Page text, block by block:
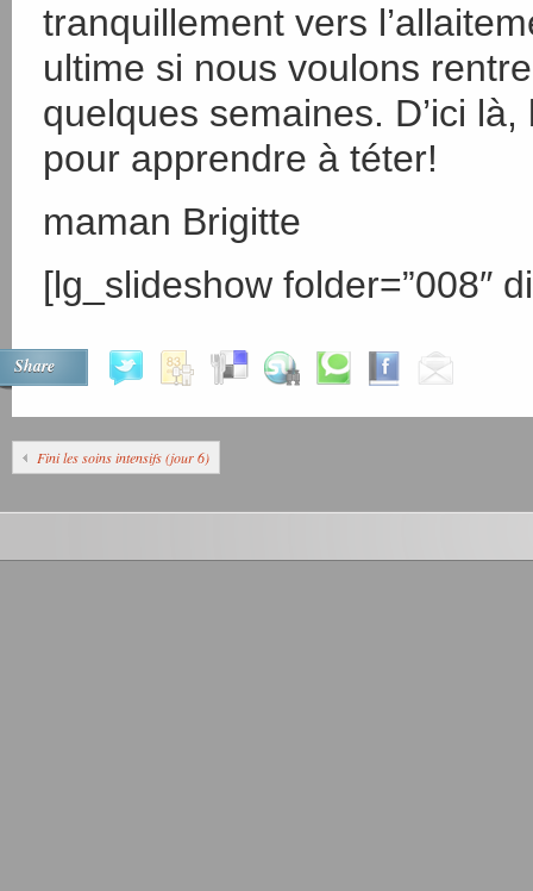
tranquillement vers
ultime si nous voulons
quelques semaines. D’ici
pour apprendre à téter!
maman Brigitte
[lg_slideshow folder=”008″
Share
Fini les soins intensifs (jour 6)